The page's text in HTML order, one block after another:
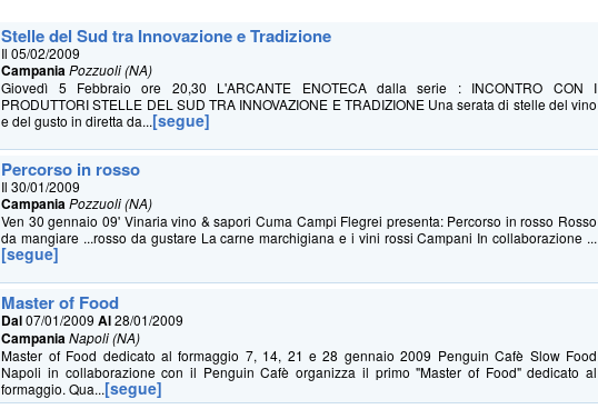
Stelle del Sud tra Innovazione e Tradizione
Il 05/02/2009
CampaniaPozzuoli (NA)
Giovedì 5 Febbraio ore 20,30 L'ARCANTE ENOTECA dalla serie : INCONTRO CON I
PRODUTTORI STELLE DEL SUD TRA INNOVAZIONE E TRADIZIONE Una serata di stelle del vino
e del gusto in diretta da...[segue]
Percorso in rosso
Il 30/01/2009
CampaniaPozzuoli (NA)
Ven 30 gennaio 09' Vinaria vino & sapori Cuma Campi Flegrei presenta: Percorso in rosso Rosso
da mangiare ...rosso da gustare La carne marchigiana e i vini rossi Campani In collaborazione ...
[segue]
Master of Food
Dal07/01/2009Al28/01/2009
CampaniaNapoli (NA)
Master of Food dedicato al formaggio 7, 14, 21 e 28 gennaio 2009 Penguin Cafè Slow Food
Napoli in collaborazione con il Penguin Cafè organizza il primo "Master of Food" dedicato al
formaggio. Qua...[segue]